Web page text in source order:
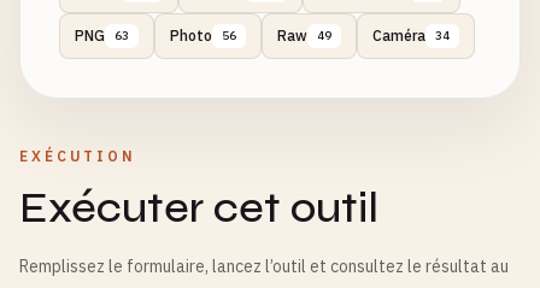
PNG 63 Photo 56 Raw 49 Caméra 34
EXÉCUTION
Exécuter cet outil
Remplissez le formulaire, lancez l’outil et consultez le résultat au